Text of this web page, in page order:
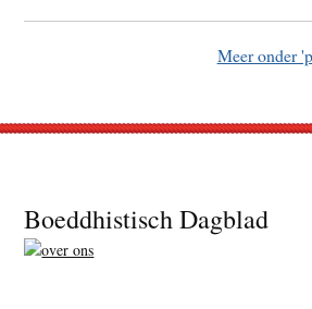
Meer onder
Footer
Boeddhistisch Dagblad